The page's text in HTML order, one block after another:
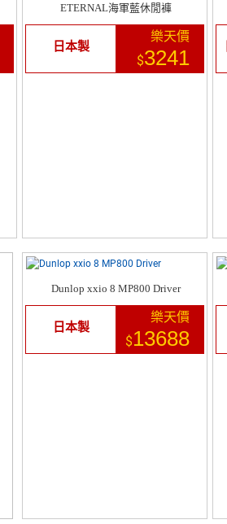
ETERNAL海軍藍休閒褲
日本製
樂天價
$3241
Dunlop xxio 8 MP800 Driver
日本製
樂天價
$13688